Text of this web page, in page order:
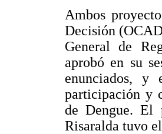
Ambos
Decisión
General de
aprobó en su
enunciados, y
participación y
de Dengue. El
Risaralda tuvo